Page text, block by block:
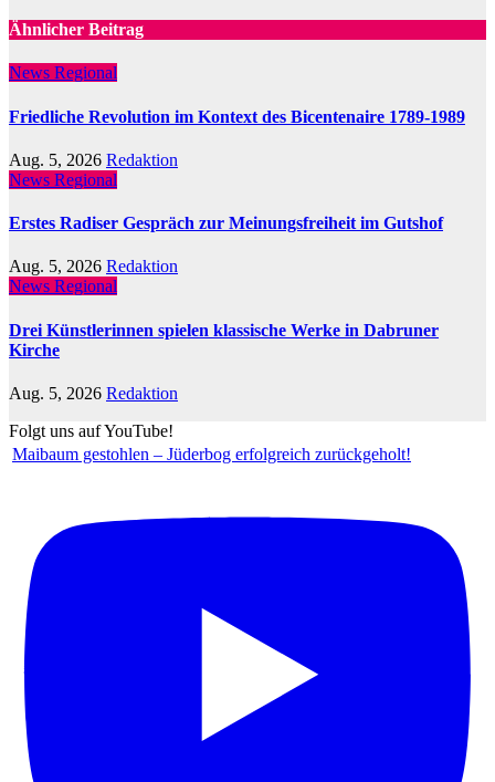
Ähnlicher Beitrag
News Regional
Friedliche Revolution im Kontext des Bicentenaire 1789-1989
Aug. 5, 2026 Redaktion
News Regional
Erstes Radiser Gespräch zur Meinungsfreiheit im Gutshof
Aug. 5, 2026 Redaktion
News Regional
Drei Künstlerinnen spielen klassische Werke in Dabruner
Kirche
Aug. 5, 2026 Redaktion
Folgt uns auf YouTube!
Maibaum gestohlen – Jüderbog erfolgreich zurückgeholt!